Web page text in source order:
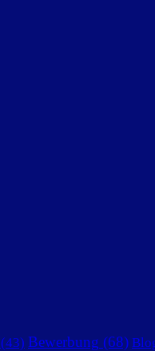
(43) Bewerbung (68)